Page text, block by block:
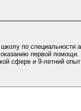
по
первой
сфере и 9-летний